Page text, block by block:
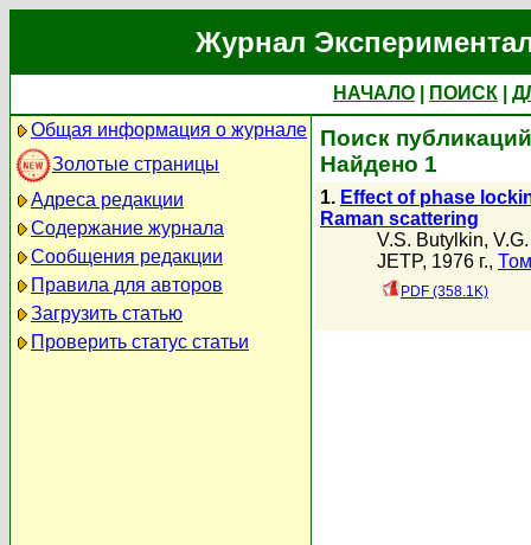
Журнал
НАЧАЛО ПОИСК
Общая информация о журнале
Золотые страницы
Адреса редакции
Содержание журнала
Сообщения редакции
Правила для авторов
Загрузить статью
Проверить статус статьи
Поиск
Найдено 1
1. Effect of phase
Raman scattering
V.S. Butylkin,
JETP, 1976 г.,
PDF (358.1K)